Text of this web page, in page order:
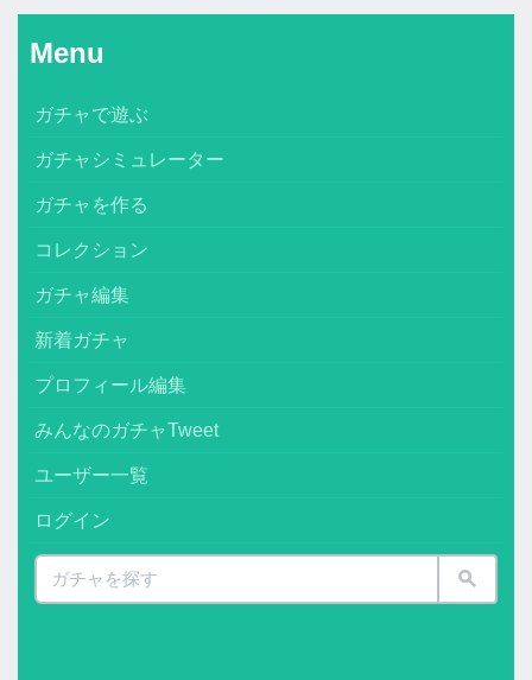
Menu
ガチャで遊ぶ
ガチャシミュレーター
ガチャを作る
コレクション
ガチャ編集
新着ガチャ
プロフィール編集
みんなのガチャTweet
ユーザー一覧
ログイン